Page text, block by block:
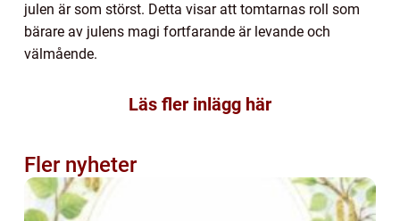
julen är som störst. Detta visar att tomtarnas roll som
bärare av julens magi fortfarande är levande och
välmående.
Läs fler inlägg här
Fler nyheter